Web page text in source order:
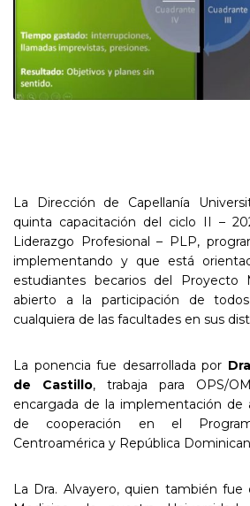
La Dirección de Capellanía
quinta capacitación del ciclo II –
Liderazgo Profesional – PLP,
implementando y que está
estudiantes becarios del Proyecto
abierto a la participación de
cualquiera de las facultades en sus
La ponencia fue desarrollada por
de Castillo, trabaja para OPS/
encargada de la implementación de
de cooperación en el
Centroamérica y República
La Dra. Alvayero, quien también fue